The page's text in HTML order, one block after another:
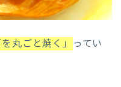
を丸ごと焼く」 ってい